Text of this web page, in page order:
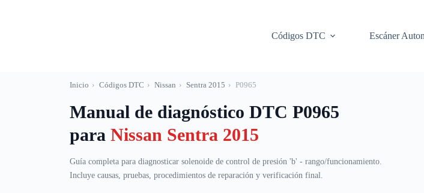
Códigos DTC
Escáner
Inicio › Códigos DTC › Nissan › Sentra 2015 › P0965
Manual de diagnóstico DTC P0965
para Nissan Sentra 2015
Guía completa para diagnosticar solenoide de control de presión 'b' - rango/funcionamiento.
Incluye causas, pruebas, procedimientos de reparación y verificación final.